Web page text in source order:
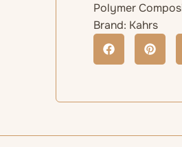
Polymer
Brand: Kahrs